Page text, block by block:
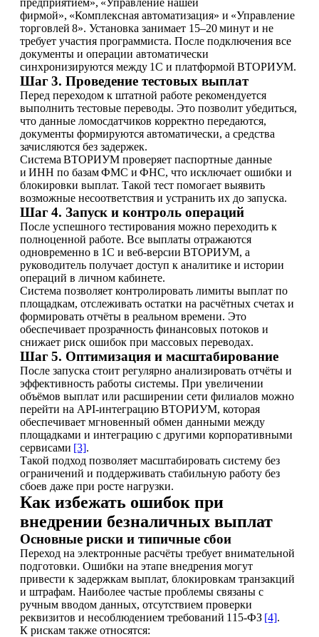
предприятием», «Управление нашей
фирмой», «Комплексная автоматизация» и «Управление
торговлей 8». Установка занимает 15–20 минут и не
требует участия программиста. После подключения все
документы и операции автоматически
синхронизируются между 1С и платформой ВТОРИУМ.
Шаг 3. Проведение тестовых выплат
Перед переходом к штатной работе рекомендуется
выполнить тестовые переводы. Это позволит убедиться,
что данные ломосдатчиков корректно передаются,
документы формируются автоматически, а средства
зачисляются без задержек.
Система ВТОРИУМ проверяет паспортные данные
и ИНН по базам ФМС и ФНС, что исключает ошибки и
блокировки выплат. Такой тест помогает выявить
возможные несоответствия и устранить их до запуска.
Шаг 4. Запуск и контроль операций
После успешного тестирования можно переходить к
полноценной работе. Все выплаты отражаются
одновременно в 1С и веб‑версии ВТОРИУМ, а
руководитель получает доступ к аналитике и истории
операций в личном кабинете.
Система позволяет контролировать лимиты выплат по
площадкам, отслеживать остатки на расчётных счетах и
формировать отчёты в реальном времени. Это
обеспечивает прозрачность финансовых потоков и
снижает риск ошибок при массовых переводах.
Шаг 5. Оптимизация и масштабирование
После запуска стоит регулярно анализировать отчёты и
эффективность работы системы. При увеличении
объёмов выплат или расширении сети филиалов можно
перейти на API‑интеграцию ВТОРИУМ, которая
обеспечивает мгновенный обмен данными между
площадками и интеграцию с другими корпоративными
сервисами [3].
Такой подход позволяет масштабировать систему без
ограничений и поддерживать стабильную работу без
сбоев даже при росте нагрузки.
Как избежать ошибок при
внедрении безналичных выплат
Основные риски и типичные сбои
Переход на электронные расчёты требует внимательной
подготовки. Ошибки на этапе внедрения могут
привести к задержкам выплат, блокировкам транзакций
и штрафам. Наиболее частые проблемы связаны с
ручным вводом данных, отсутствием проверки
реквизитов и несоблюдением требований 115‑ФЗ [4].
К рискам также относятся: